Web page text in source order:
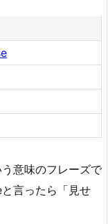
意味のフレーズで
言ったら「見せ